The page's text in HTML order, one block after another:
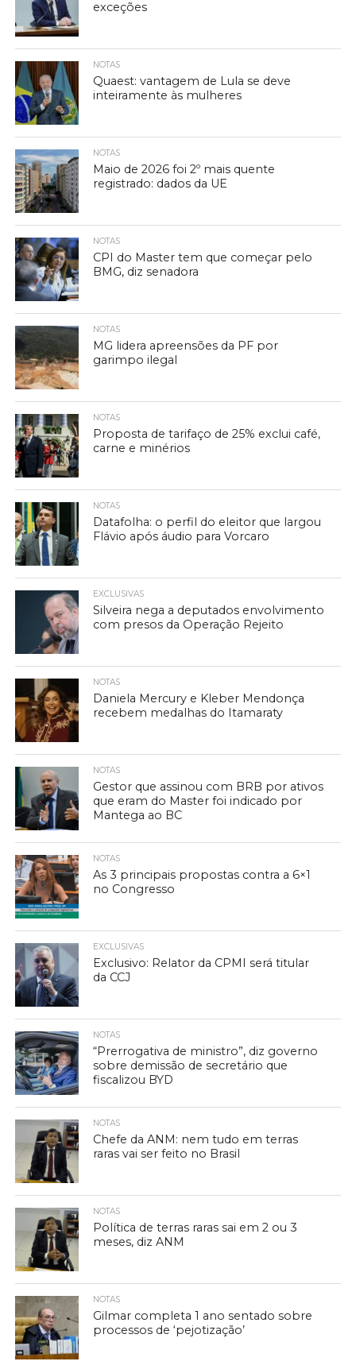
exceções
NOTAS
Quaest: vantagem de Lula se deve
inteiramente às mulheres
NOTAS
Maio de 2026 foi 2º mais quente
registrado: dados da UE
NOTAS
CPI do Master tem que começar pelo
BMG, diz senadora
NOTAS
MG lidera apreensões da PF por
garimpo ilegal
NOTAS
Proposta de tarifaço de 25% exclui café,
carne e minérios
NOTAS
Datafolha: o perfil do eleitor que largou
Flávio após áudio para Vorcaro
EXCLUSIVAS
Silveira nega a deputados envolvimento
com presos da Operação Rejeito
NOTAS
Daniela Mercury e Kleber Mendonça
recebem medalhas do Itamaraty
NOTAS
Gestor que assinou com BRB por ativos
que eram do Master foi indicado por
Mantega ao BC
NOTAS
As 3 principais propostas contra a 6×1
no Congresso
EXCLUSIVAS
Exclusivo: Relator da CPMI será titular
da CCJ
NOTAS
“Prerrogativa de ministro”, diz governo
sobre demissão de secretário que
fiscalizou BYD
NOTAS
Chefe da ANM: nem tudo em terras
raras vai ser feito no Brasil
NOTAS
Política de terras raras sai em 2 ou 3
meses, diz ANM
NOTAS
Gilmar completa 1 ano sentado sobre
processos de ‘pejotização’